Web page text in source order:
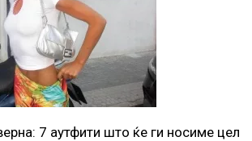
7 аутфити што ќе ги носиме цел